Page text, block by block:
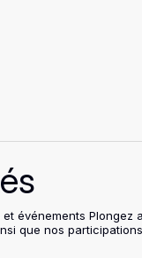
événements
que nos